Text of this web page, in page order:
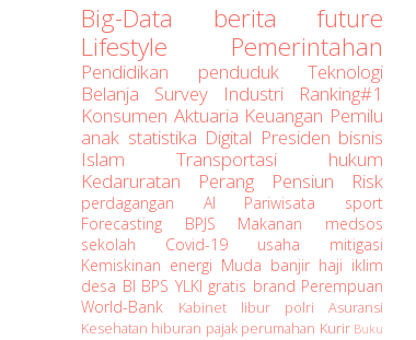
Big-Data berita future
Lifestyle Pemerintahan
Pendidikan penduduk Teknologi
Belanja Survey Industri Ranking#1
Konsumen Aktuaria Keuangan Pemilu
anak statistika Digital Presiden bisnis
Islam Transportasi hukum
Kedaruratan Perang Pensiun Risk
perdagangan AI Pariwisata sport
Forecasting BPJS Makanan medsos
sekolah Covid-19 usaha mitigasi
Kemiskinan energi Muda banjir haji iklim
desa BI BPS YLKI gratis brand Perempuan
World-Bank
Kabinet libur polri Asuransi
Kesehatan hiburan pajak perumahan Kurir Buku